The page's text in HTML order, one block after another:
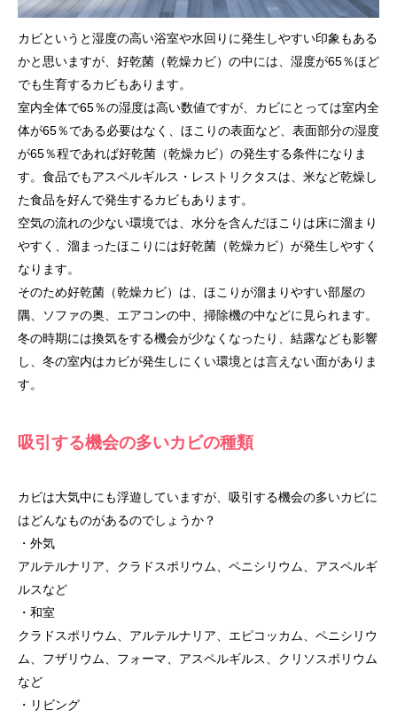
カビというと湿度の高い浴室や水回りに発生しやすい印象もある
かと思いますが、好乾菌（乾燥カビ）の中には、湿度が65％ほど
でも生育するカビもあります。
室内全体で65％の湿度は高い数値ですが、カビにとっては室内全
体が65％である必要はなく、ほこりの表面など、表面部分の湿度
が65％程であれば好乾菌（乾燥カビ）の発生する条件になりま
す。食品でもアスペルギルス・レストリクタスは、米など乾燥し
た食品を好んで発生するカビもあります。
空気の流れの少ない環境では、水分を含んだほこりは床に溜まり
やすく、溜まったほこりには好乾菌（乾燥カビ）が発生しやすく
なります。
そのため好乾菌（乾燥カビ）は、ほこりが溜まりやすい部屋の
隅、ソファの奥、エアコンの中、掃除機の中などに見られます。
冬の時期には換気をする機会が少なくなったり、結露なども影響
し、冬の室内はカビが発生しにくい環境とは言えない面がありま
す。
吸引する機会の多いカビの種類
カビは大気中にも浮遊していますが、吸引する機会の多いカビに
はどんなものがあるのでしょうか？
・外気
アルテルナリア、クラドスポリウム、ペニシリウム、アスペルギ
ルスなど
・和室
クラドスポリウム、アルテルナリア、エピコッカム、ペニシリウ
ム、フザリウム、フォーマ、アスペルギルス、クリソスポリウム
など
・リビング